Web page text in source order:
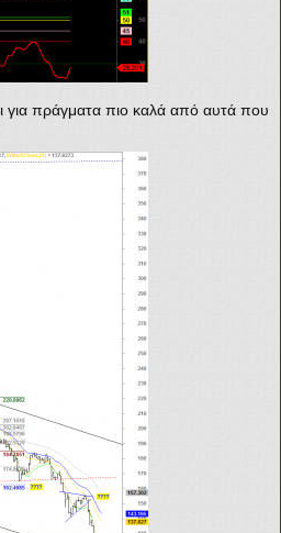
για πράγματα πιο καλά από αυτά που